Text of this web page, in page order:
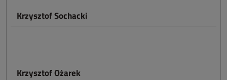
Krzysztof Sochacki
Krzysztof Ożarek